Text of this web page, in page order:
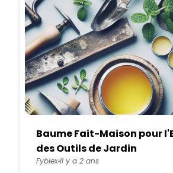
Baume Fait-Maison pour
des Outils de Jardin
FyblexIl y a 2 ans